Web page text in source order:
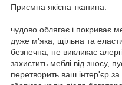
Приємна якісна тканина:
чудово облягає і покриває
дуже м'яка, щільна та
безпечна, не викликає
захистить меблі від зносу,
перетворить ваш інтер'єр